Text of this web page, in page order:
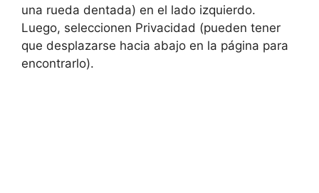
una rueda dentada) en el lado izquierdo.
Luego, seleccionen Privacidad (pueden tener
que desplazarse hacia abajo en la página para
encontrarlo).